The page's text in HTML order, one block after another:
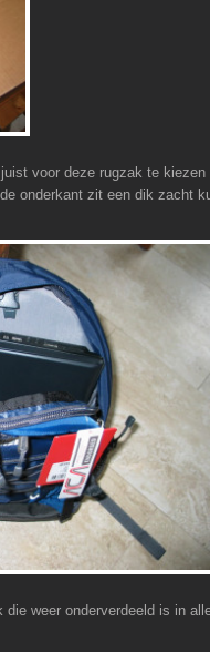
voor deze rugzak te
onderkant zit een dik zacht
weer onderverdeeld is in